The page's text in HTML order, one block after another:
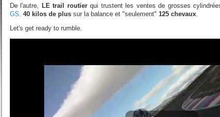
De l'autre, LE trail routierqui trustent les ventes de grosses
GS 40 kilos de plus sur la balance et "seulement" 125 chevaux
Let's get ready to rumble.